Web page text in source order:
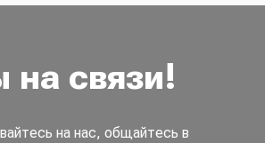
связи!
на нас, общайтесь в